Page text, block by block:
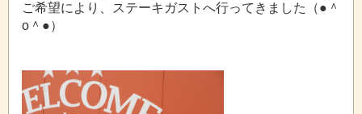
ご希望により、ステーキガストへ行ってきました（●＾
o＾●）